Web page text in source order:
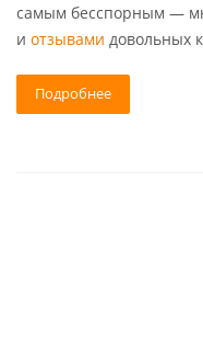
самым бесспорным —
и отзывами довольных
Подробнее